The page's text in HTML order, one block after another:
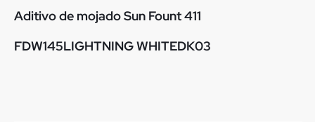
Aditivo de mojado Sun Fount 411
FDW145LIGHTNING WHITEDK03